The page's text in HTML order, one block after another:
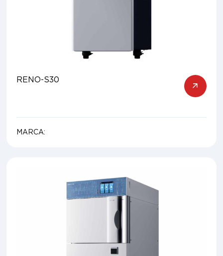
RENO-S30
MARCA: